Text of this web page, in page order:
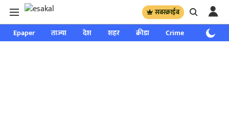
सबस्क्राईब
Epaper ताज्या देश शहर क्रीडा Crime साप्ताहिक